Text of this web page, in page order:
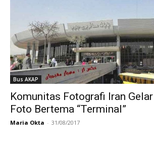
Bus AKAP
Komunitas Fotografi Iran
Foto Bertema “Terminal”
Maria Okta - 31/08/2017